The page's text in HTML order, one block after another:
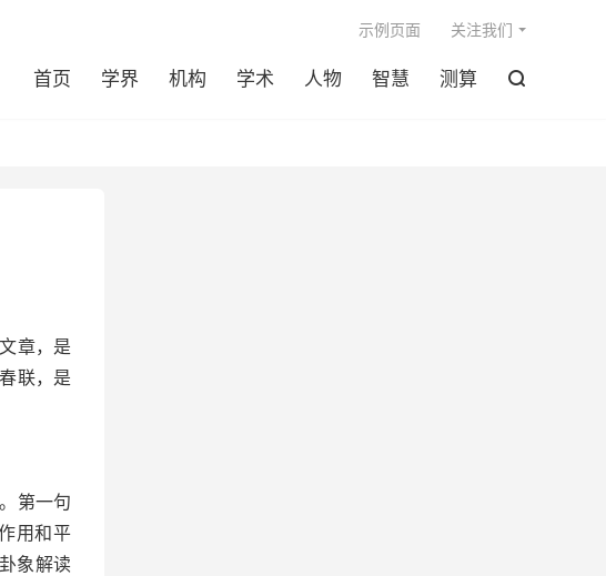
首页 学界 机构 学术 人物 智慧 测算 
示例页面 关注我们
章，是
联，是
第一句
用和平
象解读